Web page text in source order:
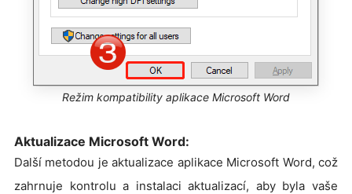
Režim kompatibility aplikace Microsoft Word
Aktualizace Microsoft Word:
Další metodou je aktualizace aplikace Microsoft Word, což
zahrnuje kontrolu a instalaci aktualizací, aby byla vaše